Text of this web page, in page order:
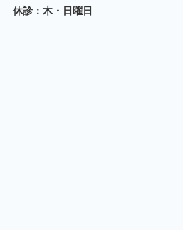
休診：木・日曜日